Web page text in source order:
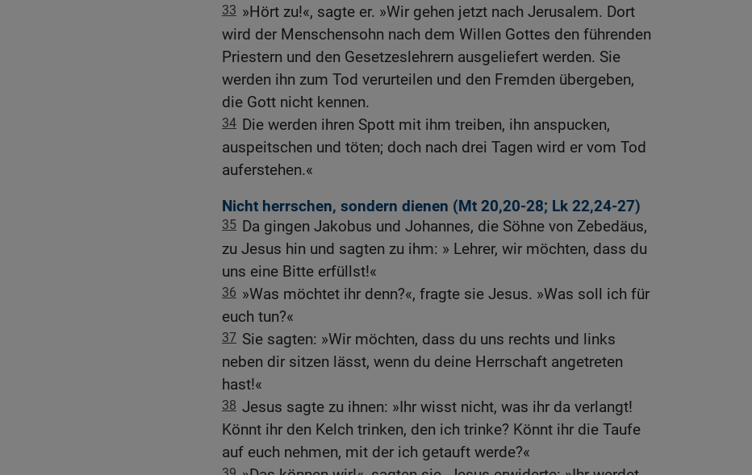
33 »Hört zu!«, sagte er. »Wir gehen jetzt nach Jerusalem. Dort
wird der Menschensohn nach dem Willen Gottes den führenden
Priestern und den Gesetzeslehrern ausgeliefert werden. Sie
werden ihn zum Tod verurteilen und den Fremden übergeben,
die Gott nicht kennen.
34 Die werden ihren Spott mit ihm treiben, ihn anspucken,
auspeitschen und töten; doch nach drei Tagen wird er vom Tod
auferstehen.«
Nicht herrschen, sondern dienen (Mt 20,20-28; Lk 22,24-27)
35 Da gingen Jakobus und Johannes, die Söhne von Zebedäus,
zu Jesus hin und sagten zu ihm: » Lehrer, wir möchten, dass du
uns eine Bitte erfüllst!«
36 »Was möchtet ihr denn?«, fragte sie Jesus. »Was soll ich für
euch tun?«
37 Sie sagten: »Wir möchten, dass du uns rechts und links
neben dir sitzen lässt, wenn du deine Herrschaft angetreten
hast!«
38 Jesus sagte zu ihnen: »Ihr wisst nicht, was ihr da verlangt!
Könnt ihr den Kelch trinken, den ich trinke? Könnt ihr die Taufe
auf euch nehmen, mit der ich getauft werde?«